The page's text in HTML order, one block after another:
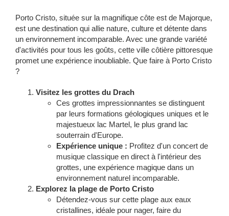
Porto Cristo, située sur la magnifique côte est de Majorque,
est une destination qui allie nature, culture et détente dans
un environnement incomparable. Avec une grande variété
d'activités pour tous les goûts, cette ville côtière pittoresque
promet une expérience inoubliable. Que faire à Porto Cristo
?
Visitez les grottes du Drach
Ces grottes impressionnantes se distinguent
par leurs formations géologiques uniques et le
majestueux lac Martel, le plus grand lac
souterrain d'Europe.
Expérience unique : Profitez d'un concert de
musique classique en direct à l'intérieur des
grottes, une expérience magique dans un
environnement naturel incomparable.
Explorez la plage de Porto Cristo
Détendez-vous sur cette plage aux eaux
cristallines, idéale pour nager, faire du